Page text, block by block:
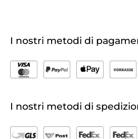
I nostri metodi di
I nostri metodi di